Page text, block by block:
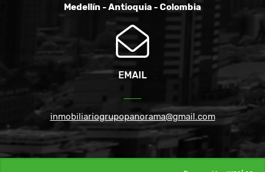
Medellín - Antioquia - Colombia
EMAIL
inmobiliariogrupopanorama@gmail.com